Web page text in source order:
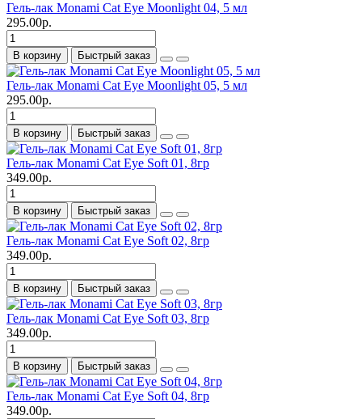
Гель-лак Monami Cat Eye Moonlight 04, 5 мл
295.00р.
В корзину Быстрый заказ
Гель-лак Monami Cat Eye Moonlight 05, 5 мл
295.00р.
В корзину Быстрый заказ
Гель-лак Monami Cat Eye Soft 01, 8гр
349.00р.
В корзину Быстрый заказ
Гель-лак Monami Cat Eye Soft 02, 8гр
349.00р.
В корзину Быстрый заказ
Гель-лак Monami Cat Eye Soft 03, 8гр
349.00р.
В корзину Быстрый заказ
Гель-лак Monami Cat Eye Soft 04, 8гр
349.00р.